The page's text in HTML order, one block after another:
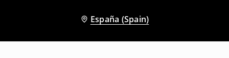
España (Spain)